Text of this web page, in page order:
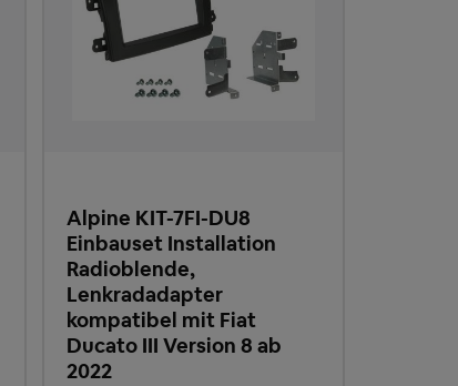
Alpine KIT-7FI-DU8
Einbauset Installation
Radioblende,
Lenkradadapter
kompatibel mit Fiat
Ducato III Version 8 ab
2022